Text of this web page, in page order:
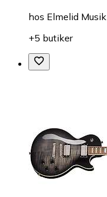
hos Elmelid Musik
+5 butiker